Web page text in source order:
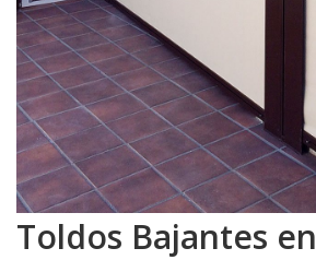
Toldos Bajantes